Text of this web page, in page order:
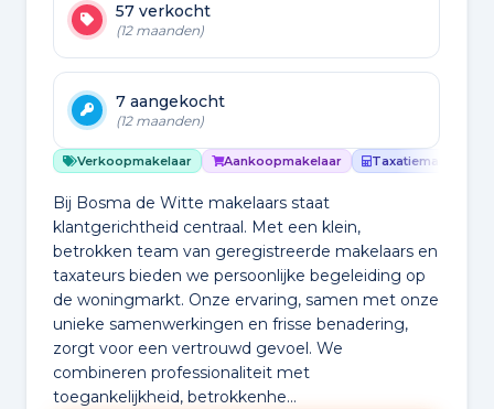
57 verkocht
(12 maanden)
7 aangekocht
(12 maanden)
Verkoopmakelaar Aankoopmakelaar Taxatiemakelaar
Bij Bosma de Witte makelaars staat
klantgerichtheid centraal. Met een klein,
betrokken team van geregistreerde makelaars en
taxateurs bieden we persoonlijke begeleiding op
de woningmarkt. Onze ervaring, samen met onze
unieke samenwerkingen en frisse benadering,
zorgt voor een vertrouwd gevoel. We
combineren professionaliteit met
toegankelijkheid, betrokkenhe...